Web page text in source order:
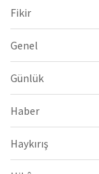
Fikir
Genel
Günlük
Haber
Haykırış